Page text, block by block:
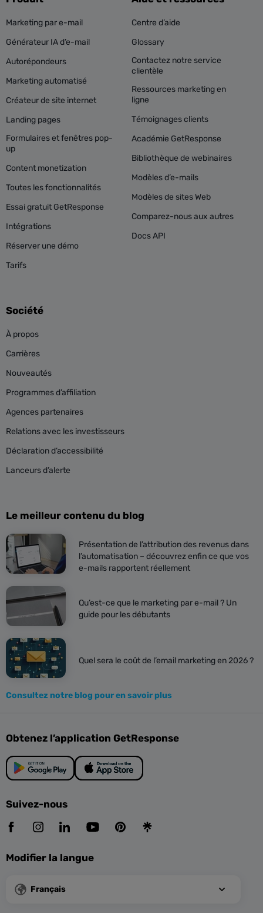
Marketing par e-mail
Générateur IA d’e-mail
Autorépondeurs
Marketing automatisé
Créateur de site internet
Landing pages
Formulaires et fenêtres pop-
up
Content monetization
Toutes les fonctionnalités
Essai gratuit GetResponse
Intégrations
Réserver une démo
Tarifs
Centre d’aide
Glossary
Contactez notre service
clientèle
Ressources marketing en
ligne
Témoignages clients
Académie GetResponse
Bibliothèque de webinaires
Modèles d’e-mails
Modèles de sites Web
Comparez-nous aux autres
Docs API
Société
À propos
Carrières
Nouveautés
Programmes d’affiliation
Agences partenaires
Relations avec les investisseurs
Déclaration d’accessibilité
Lanceurs d’alerte
Le meilleur contenu du blog
Présentation de l’attribution des revenus dans
l’automatisation – découvrez enfin ce que vos
e-mails rapportent réellement
Qu’est-ce que le marketing par e-mail ? Un
guide pour les débutants
Quel sera le coût de l’email marketing en 2026 ?
Consultez notre blog pour en savoir plus
Obtenez l’application GetResponse
Suivez-nous
Modifier la langue
Français